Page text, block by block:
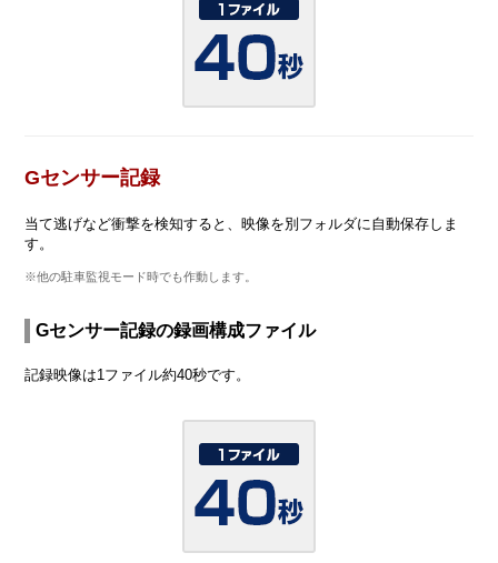
Gセンサー記録
当て逃げなど衝撃を検知すると、映像を別フォルダに自動保存しま
す。
※他の駐車監視モード時でも作動します。
Gセンサー記録の録画構成ファイル
記録映像は1ファイル約40秒です。